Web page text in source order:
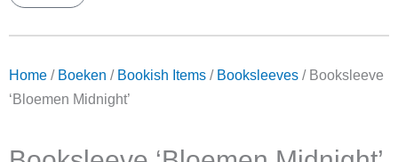
Home /Boeken /Bookish
Items/Booksleeves